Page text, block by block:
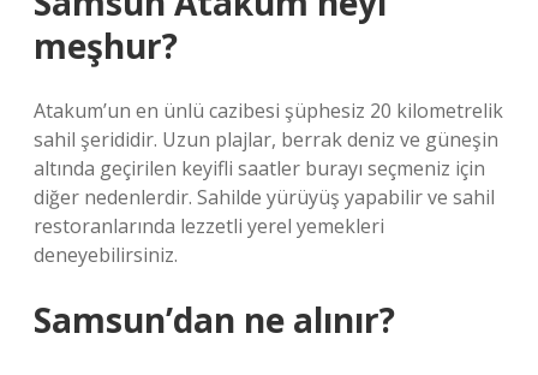
meşhur?
Atakum’un en ünlü cazibesi şüphesiz 20 kilometrelik
sahil şerididir. Uzun plajlar, berrak deniz ve güneşin
altında geçirilen keyifli saatler burayı seçmeniz için
diğer nedenlerdir. Sahilde yürüyüş yapabilir ve sahil
restoranlarında lezzetli yerel yemekleri
deneyebilirsiniz.
Samsun’dan ne alınır?